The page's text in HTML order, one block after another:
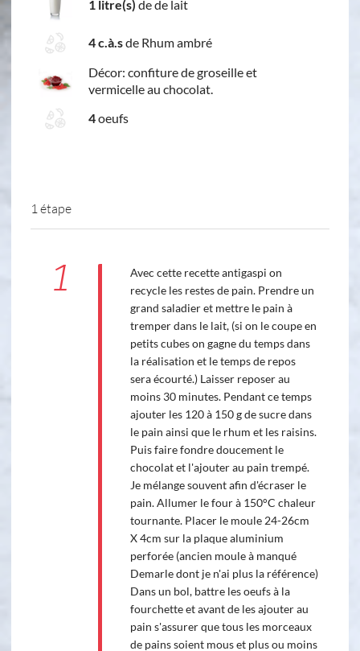
1 litre(s) de de lait
4 c.à.sde Rhum ambré
Décor: confiture de groseille et
vermicelle au chocolat.
4oeufs
1 étape
1
Avec cette recette antigaspi on
recycle les restes de pain. Prendre un
grand saladier et mettre le pain à
tremper dans le lait, (si on le coupe en
petits cubes on gagne du temps dans
la réalisation et le temps de repos
sera écourté.) Laisser reposer au
moins 30 minutes. Pendant ce temps
ajouter les 120 à 150 g de sucre dans
le pain ainsi que le rhum et les raisins.
Puis faire fondre doucement le
chocolat et l'ajouter au pain trempé.
Je mélange souvent afin d'écraser le
pain. Allumer le four à 150°C chaleur
tournante. Placer le moule 24-26cm
X 4cm sur la plaque aluminium
perforée (ancien moule à manqué
Demarle dont je n'ai plus la référence)
Dans un bol, battre les oeufs à la
fourchette et avant de les ajouter au
pain s'assurer que tous les morceaux
de pains soient mous et plus ou moins